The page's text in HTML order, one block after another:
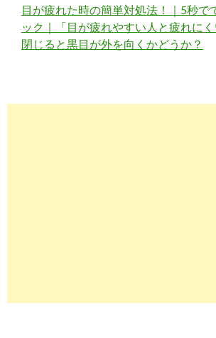
目が疲れた時の簡単対処法！｜5秒で
ック｜「目が疲れやすい人と疲れに
閉じると黒目が外を向くかどうか？